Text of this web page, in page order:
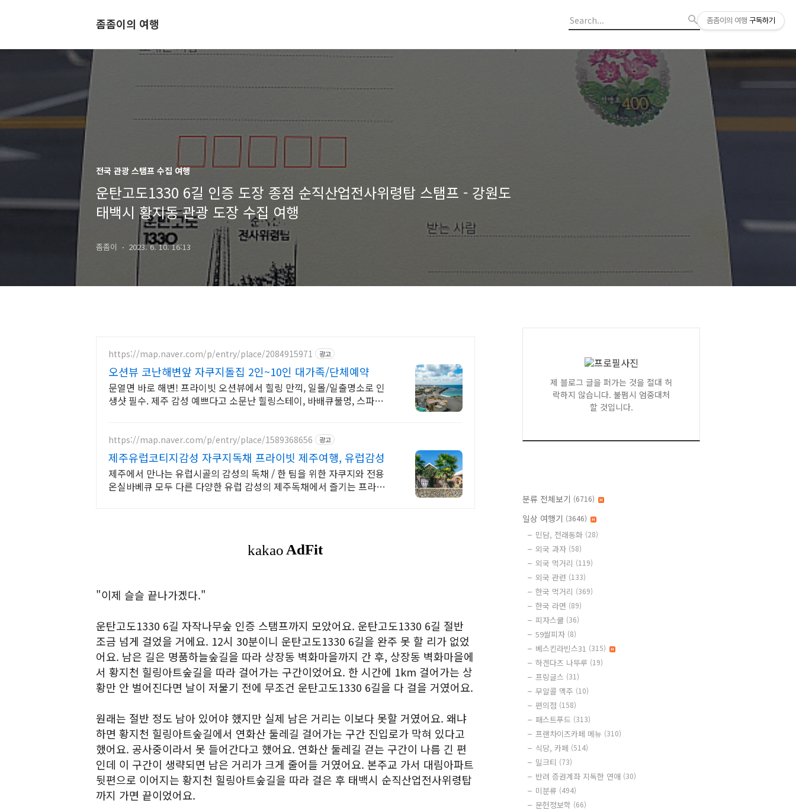
좀좀이의 여행
전국 관광 스탬프 수집 여행
운탄고도1330 6길 인증 도장 종점 순직산업전사위령탑 스탬프 - 강원도
태백시 황지동 관광 도장 수집 여행
좀좀이 2023. 6. 10. 16:13
https://map.naver.com/p/entry/place/2084915971 광고
오션뷰 코난해변앞 자쿠지돌집 2인~10인 대가족/단체예약
문열면 바로 해변! 프라이빗 오션뷰에서 힐링 만끽, 일몰/일출명소로 인
생샷 필수. 제주 감성 예쁘다고 소문난 힐링스테이, 바배큐불멍, 스파족
https://map.naver.com/p/entry/place/1589368656 광고
제주유럽코티지감성 자쿠지독채 프라이빗 제주여행, 유럽감성
제주에서 만나는 유럽시골의 감성의 독채 / 한 팀을 위한 자쿠지와 전용
온실바베큐 모두 다른 다양한 유럽 감성의 제주독채에서 즐기는 프라이
"이제 슬슬 끝나가겠다."
운탄고도1330 6길 자작나무숲 인증 스탬프까지 모았어요. 운탄고도1330 6길 절반
조금 넘게 걸었을 거에요. 12시 30분이니 운탄고도1330 6길을 완주 못 할 리가 없었
어요. 남은 길은 명품하늘숲길을 따라 상장동 벽화마을까지 간 후, 상장동 벽화마을에
서 황지천 힐링아트숲길을 따라 걸어가는 구간이었어요. 한 시간에 1km 걸어가는 상
황만 안 벌어진다면 날이 저물기 전에 무조건 운탄고도1330 6길을 다 걸을 거였어요.
원래는 절반 정도 남아 있어야 했지만 실제 남은 거리는 이보다 못할 거였어요. 왜냐
하면 황지천 힐링아트숲길에서 연화산 둘레길 걸어가는 구간 진입로가 막혀 있다고
했어요. 공사중이라서 못 들어간다고 했어요. 연화산 둘레길 걷는 구간이 나름 긴 편
인데 이 구간이 생략되면 남은 거리가 크게 줄어들 거였어요. 본주교 가서 대림아파트
뒷편으로 이어지는 황지천 힐링아트숲길을 따라 걸은 후 태백시 순직산업전사위령탑
까지 가면 끝이었어요.
제 블로그 글을 퍼가는 것을 절대 허
락하지 않습니다. 불펌시 엄중대처
할 것입니다.
분류 전체보기 (6716)
일상 여행기 (3646)
민담, 전래동화 (28)
외국 과자 (58)
외국 먹거리 (119)
외국 관련 (133)
한국 먹거리 (369)
한국 라면 (89)
피자스쿨 (36)
59쌀피자 (8)
베스킨라빈스31 (315)
하겐다즈 나뚜루 (19)
프링글스 (31)
무알콜 맥주 (10)
편의점 (158)
패스트푸드 (313)
프랜차이즈카페 메뉴 (310)
식당, 카페 (514)
밀크티 (73)
반려 증권계좌 지독한 연애 (30)
미분류 (494)
문헌정보학 (66)
좀좀이의 여행 구독하기